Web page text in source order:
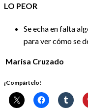
LO PEOR
Se echa en falta
para ver cómo se
Marisa Cruzado
¡Compártelo!